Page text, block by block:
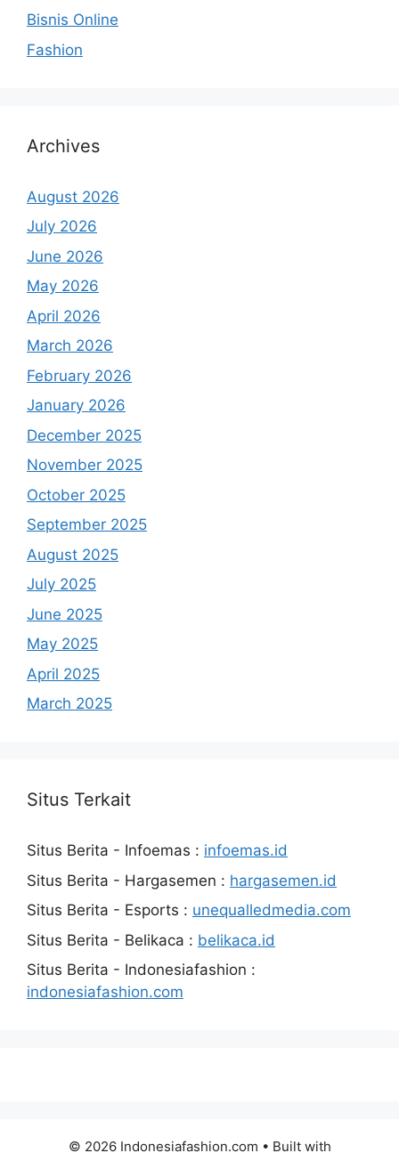
Bisnis Online
Fashion
Archives
August 2026
July 2026
June 2026
May 2026
April 2026
March 2026
February 2026
January 2026
December 2025
November 2025
October 2025
September 2025
August 2025
July 2025
June 2025
May 2025
April 2025
March 2025
Situs Terkait
Situs Berita - Infoemas : infoemas.id
Situs Berita - Hargasemen : hargasemen.id
Situs Berita - Esports : unequalledmedia.com
Situs Berita - Belikaca : belikaca.id
Situs Berita - Indonesiafashion :
indonesiafashion.com
© 2026 Indonesiafashion.com • Built with